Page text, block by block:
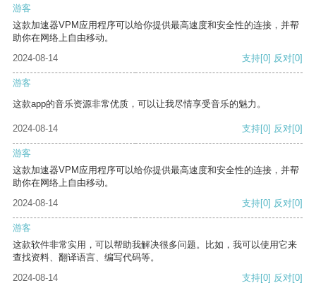
游客
这款加速器VPM应用程序可以给你提供最高速度和安全性的连接，并帮
助你在网络上自由移动。
2024-08-14
支持[0] 反对[0]
游客
这款app的音乐资源非常优质，可以让我尽情享受音乐的魅力。
2024-08-14 支持[0] 反对[0]
游客
这款加速器VPM应用程序可以给你提供最高速度和安全性的连接，并帮
助你在网络上自由移动。
2024-08-14
支持[0] 反对[0]
游客
这款软件非常实用，可以帮助我解决很多问题。比如，我可以使用它来
查找资料、翻译语言、编写代码等。
2024-08-14
支持[0] 反对[0]